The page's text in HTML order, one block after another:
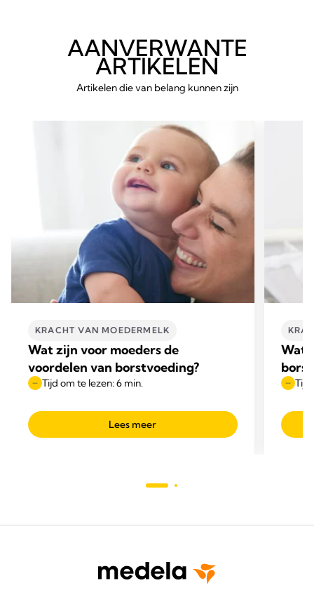
AANVERWANTE
ARTIKELEN
Artikelen die van belang kunnen zijn
KRACHT VAN MOEDERMELK
Wat zijn voor moeders de
voordelen van borstvoeding?
Tijd om te lezen: 6 min.
Lees meer
Wat
Tijd